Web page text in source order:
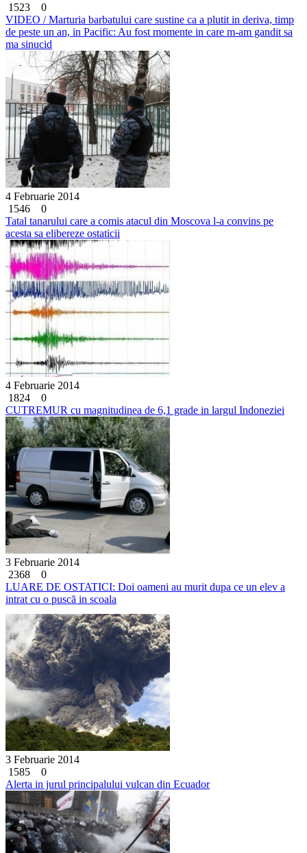
1523
0
VIDEO / Marturia barbatului care sustine ca a plutit in deriva, timp
de peste un an, in Pacific: Au fost momente in care m-am gandit sa
ma sinucid
4 Februarie 2014
1546
0
Tatal tanarului care a comis atacul din Moscova l-a convins pe
acesta sa elibereze ostaticii
4 Februarie 2014
1824
0
CUTREMUR cu magnitudinea de 6,1 grade in largul Indoneziei
3 Februarie 2014
2368
0
LUARE DE OSTATICI: Doi oameni au murit dupa ce un elev a
intrat cu o puscă in scoala
3 Februarie 2014
1585
0
Alerta in jurul principalului vulcan din Ecuador